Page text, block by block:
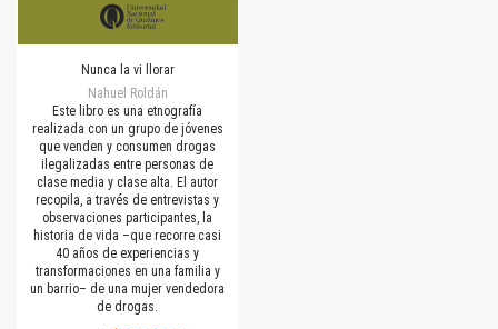
Nunca la vi llorar
Nahuel Roldán
Este libro es una etnografía
realizada con un grupo de jóvenes
que venden y consumen drogas
ilegalizadas entre personas de
clase media y clase alta. El autor
recopila, a través de entrevistas y
observaciones participantes, la
historia de vida –que recorre casi
40 años de experiencias y
transformaciones en una familia y
un barrio– de una mujer vendedora
de drogas.